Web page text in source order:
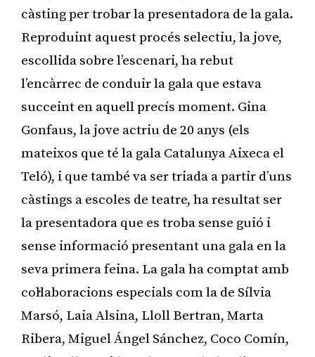
càsting per trobar la presentadora de la gala.
Reproduint aquest procés selectiu, la jove,
escollida sobre l’escenari, ha rebut
l’encàrrec de conduir la gala que estava
succeint en aquell precís moment. Gina
Gonfaus, la jove actriu de 20 anys (els
mateixos que té la gala Catalunya Aixeca el
Teló), i que també va ser triada a partir d’uns
càstings a escoles de teatre, ha resultat ser
la presentadora que es troba sense guió i
sense informació presentant una gala en la
seva primera feina. La gala ha comptat amb
col·laboracions especials com la de Sílvia
Marsó, Laia Alsina, Lloll Bertran, Marta
Ribera, Miguel Ángel Sánchez, Coco Comín,